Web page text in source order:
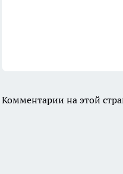
Комментарии на этой